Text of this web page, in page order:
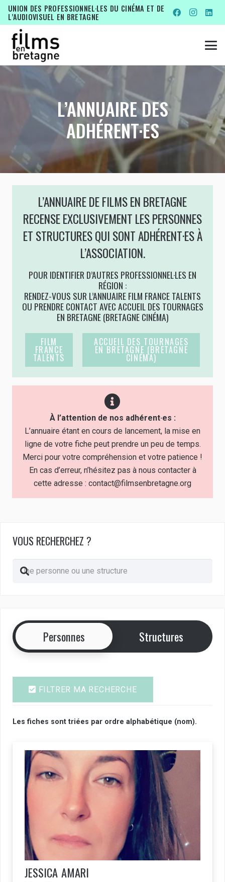
UNION DES PROFESSIONNEL·LES DU CINÉMA ET DE
L’AUDIOVISUEL EN BRETAGNE
L’ANNUAIRE DES
ADHÉRENT·ES
L’ANNUAIRE DE FILMS EN BRETAGNE
RECENSE EXCLUSIVEMENT LES PERSONNES
ET STRUCTURES QUI SONT ADHÉRENT·ES À
L’ASSOCIATION.
POUR IDENTIFIER D’AUTRES PROFESSIONNEL·LES EN
RÉGION :
RENDEZ-VOUS SUR L’ANNUAIRE FILM FRANCE TALENTS
OU PRENDRE CONTACT AVEC ACCUEIL DES TOURNAGES
EN BRETAGNE (BRETAGNE CINÉMA)
FILM
FRANCE
TALENTS
ACCUEIL DES TOURNAGES
EN BRETAGNE (BRETAGNE
CINÉMA)
À l’attention de nos adhérent·es :
L’annuaire étant en cours de lancement, la mise en
ligne de votre fiche peut prendre un peu de temps.
Merci pour votre compréhension et votre patience !
En cas d’erreur, n’hésitez pas à nous contacter à
cette adresse : contact@filmsenbretagne.org
Personnes Structures
FILTRER MA RECHERCHE
Les fiches sont triées par ordre alphabétique (nom).
JESSICA AMARI
VOUS RECHERCHEZ ?